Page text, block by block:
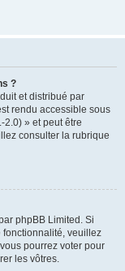
?
et distribué par
rendu accessible sous
2.0) » et peut être
consulter la rubrique
phpBB Limited. Si
fonctionnalité, veuillez
pourrez voter pour
les vôtres.